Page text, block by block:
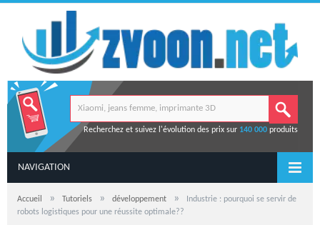
Recherchez et suivez l'évolution des prix sur 140 000produits
NAVIGATION
Accueil » Tutoriels » développement »
Industrie : pourquoi se servir de
robots logistiques pour une réussite optimale??